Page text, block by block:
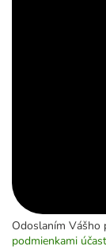
Odoslaním Vášho
podmienkami